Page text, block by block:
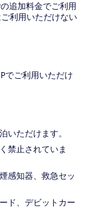
追加料金でご利用
利用いただけない
でご利用いただけ
いただけます。
禁止されていま
感知器、救急セッ
ド、デビットカー